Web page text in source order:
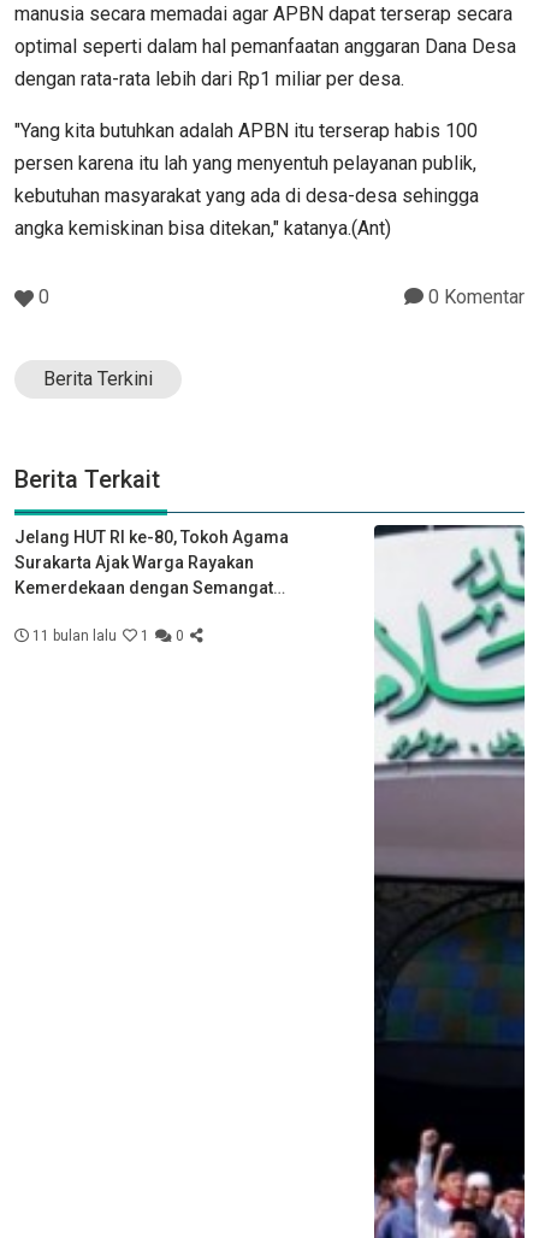
manusia secara memadai agar APBN dapat terserap secara
optimal seperti dalam hal pemanfaatan anggaran Dana Desa
dengan rata-rata lebih dari Rp1 miliar per desa.
"Yang kita butuhkan adalah APBN itu terserap habis 100
persen karena itu lah yang menyentuh pelayanan publik,
kebutuhan masyarakat yang ada di desa-desa sehingga
angka kemiskinan bisa ditekan," katanya.(Ant)
0 0 Komentar
Berita Terkini
Berita Terkait
Jelang HUT RI ke-80, Tokoh Agama
Surakarta Ajak Warga Rayakan
Kemerdekaan dengan Semangat
11 bulan lalu 1 0